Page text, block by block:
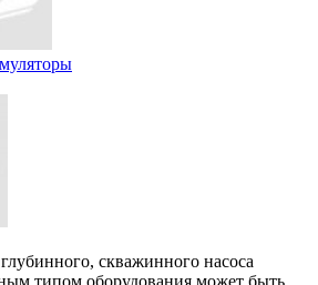
скважинного насоса
типом оборудования может быть